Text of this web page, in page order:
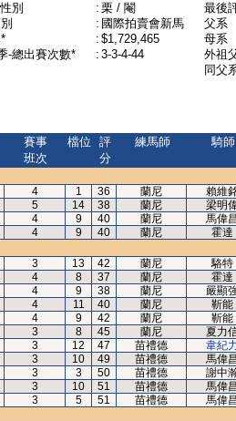
別
: 栗 / 閹
: 國際拍賣會新馬
: $1,729,465
-總出賽次數*
: 3-3-4-44
最後
父系
母系
外祖
同父
賽事
班次
檔位
評
分
練馬師 騎師
4 1 36 蘭尼 賴維
5 14 38 蘭尼 梁明
4 9 40 蘭尼 馬偉
4 9 40 蘭尼 霍達
3 13 42 蘭尼 駱特
4 8 37 蘭尼 霍達
4 9 38 蘭尼 嚴顯
4 11 40 蘭尼 靳能
4 9 42 蘭尼 靳能
3 8 45 蘭尼 夏力
3 12 47 苗禮德 韋紀
3 10 49 苗禮德 馬偉
3 3 50 苗禮德 謝中
3 10 51 苗禮德 馬偉
3 5 51 苗禮德 馬偉